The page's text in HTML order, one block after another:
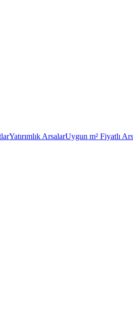
Yatırımlık ArsalarUygun m² Fiyatlı